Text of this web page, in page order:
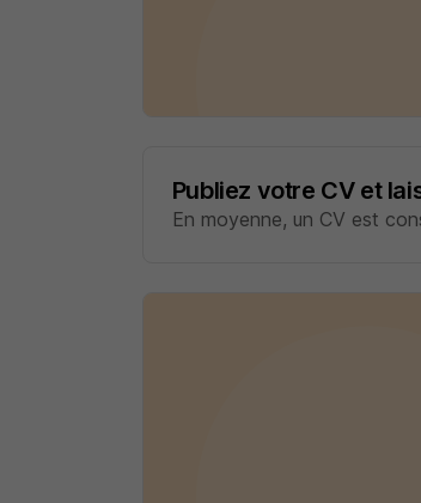
Publiez votre CV et
En moyenne, un CV est